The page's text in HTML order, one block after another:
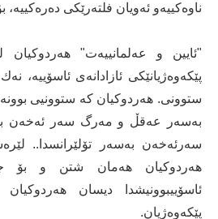
ناوەکییەو ئەویان فلتەرێکی
"ئایین و عەلمانییەت" هەردوکیان لە
پێکەوەژیانێکی ئازادانەی ئاسۆییە،
ستوونی. هەردوکیان کە ستوونیی
بەسەر عەقڵ و مەرگ سەر ئەخەن
سەرئەخەن بەسەر تۆلێرانسدا..
هەردوکیان هەمان شتن و بۆ
ئاسۆییبوونیشدا دیسان
پێکەوەژیان.